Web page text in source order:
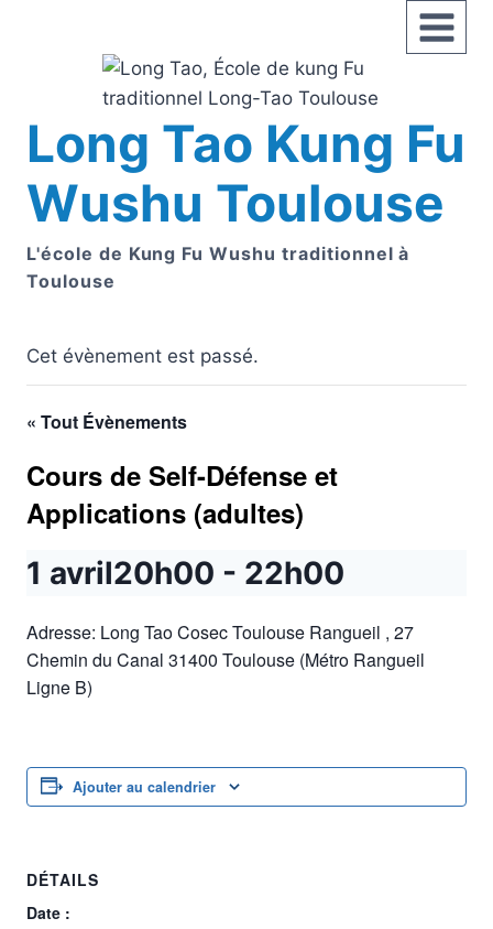
Long Tao Kung Fu
Wushu Toulouse
L'école de Kung Fu Wushu traditionnel à
Toulouse
Cet évènement est passé.
« Tout Évènements
Cours de Self-Défense et
Applications (adultes)
1 avril20h00 - 22h00
Adresse: Long Tao Cosec Toulouse Rangueil , 27
Chemin du Canal 31400 Toulouse (Métro Rangueil
Ligne B)
Ajouter au calendrier
DÉTAILS
Date :